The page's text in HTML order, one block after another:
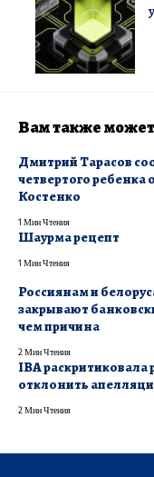
Вам также
Дмитрий Тарасов
четвертого ребенка
Костенко
1 Мин Чтения
Шаурма рецепт
1 Мин Чтения
Россиянам и
закрывают
чем причина
2 Мин Чтения
IBA раскритиковала
отклонить
2 Мин Чтения